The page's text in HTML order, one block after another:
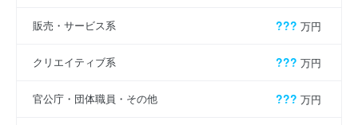
販売・サービス系 ??? 万円
クリエイティブ系 ??? 万円
官公庁・団体職員・その他 ??? 万円